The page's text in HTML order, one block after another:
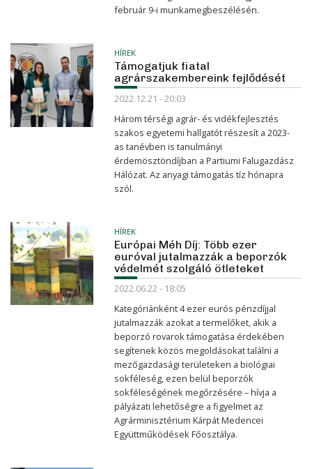
február 9-i munkamegbeszélésén.
HÍREK
Támogatjuk fiatal
agrárszakembereink fejlődését
2022.12.21 - 20:03
Három térségi agrár- és vidékfejlesztés
szakos egyetemi hallgatót részesít a 2023-
as tanévben is tanulmányi
érdemösztöndíjban a Partiumi Falugazdász
Hálózat. Az anyagi támogatás tíz hónapra
szól.
HÍREK
Európai Méh Díj: Több ezer
euróval jutalmazzák a beporzók
védelmét szolgáló ötleteket
2022.06.22 - 18:05
Kategóriánként 4 ezer eurós pénzdíjjal
jutalmazzák azokat a termelőket, akik a
beporzó rovarok támogatása érdekében
segítenek közös megoldásokat találni a
mezőgazdasági területeken a biológiai
sokféleség, ezen belül beporzók
sokféleségének megőrzésére – hívja a
pályázati lehetőségre a figyelmet az
Agrárminisztérium Kárpát Medencei
Együttműködések Főosztálya.